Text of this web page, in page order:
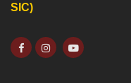
SIC)